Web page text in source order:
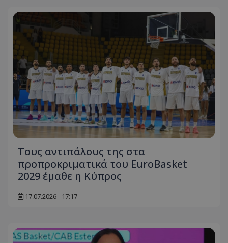
Τους αντιπάλους της στα
προπροκριματικά του EuroBasket
2029 έμαθε η Κύπρος
17.07.2026 - 17:17